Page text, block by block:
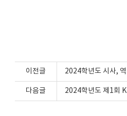
이전글 2024학년도 시사,
다음글 2024학년도 제1회